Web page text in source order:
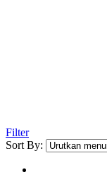
Filter
Sort By: